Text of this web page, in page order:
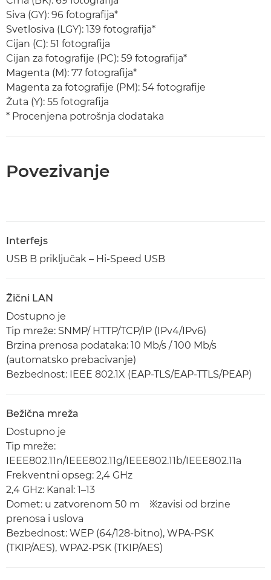
Siva (GY): 96 fotografija*
Svetlosiva (LGY): 139 fotografija*
Cijan (C): 51 fotografija
Cijan za fotografije (PC): 59 fotografija*
Magenta (M): 77 fotografija*
Magenta za fotografije (PM): 54 fotografije
Žuta (Y): 55 fotografija
* Procenjena potrošnja dodataka
Povezivanje
Interfejs
USB B priključak – Hi-Speed USB
Žični LAN
Dostupno je
Tip mreže: SNMP/ HTTP/TCP/IP (IPv4/IPv6)
Brzina prenosa podataka: 10 Mb/s / 100 Mb/s
(automatsko prebacivanje)
Bezbednost: IEEE 802.1X (EAP-TLS/EAP-TTLS/PEAP)
Bežična mreža
Dostupno je
Tip mreže:
IEEE802.11n/IEEE802.11g/IEEE802.11b/IEEE802.11a
Frekventni opseg: 2,4 GHz
2,4 GHz: Kanal: 1–13
Domet: u zatvorenom 50 m ※zavisi od brzine
prenosa i uslova
Bezbednost: WEP (64/128-bitno), WPA-PSK
(TKIP/AES), WPA2-PSK (TKIP/AES)